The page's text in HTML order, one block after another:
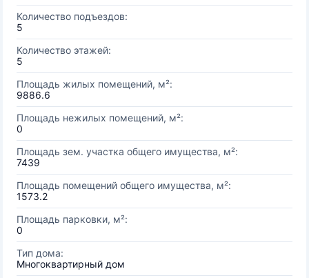
Количество подъездов:
5
Количество этажей:
5
Площадь жилых помещений, м²:
9886.6
Площадь нежилых помещений, м²:
0
Площадь зем. участка общего имущества, м²:
7439
Площадь помещений общего имущества, м²:
1573.2
Площадь парковки, м²:
0
Тип дома:
Многоквартирный дом